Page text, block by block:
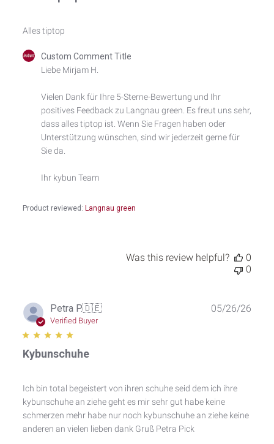
Alles tiptop
Product reviewed: Langnau green
Comments
Review
Custom
Comment
15
Custom Comment Title
Liebe Mirjam H.
Vielen Dank für Ihre 5-Sterne-Bewertung und Ihr
positives Feedback zu Langnau green. Es freut uns sehr,
dass alles tiptop ist. Wenn Sie Fragen haben oder
Unterstützung wünschen, sind wir jederzeit gerne für
Sie da.
Ihr kybun Team
Was this review helpful?
0
0
Petra P.🇩🇪
Verified Buyer
Kybunschuhe
Ich bin total begeistert von ihren schuhe seid dem ich ihre
kybunschuhe an ziehe geht es mir sehr gut habe keine
schmerzen mehr habe nur noch kybunschuhe an ziehe keine
anderen an vielen lieben dank Gruß Petra Pick
05/26/26